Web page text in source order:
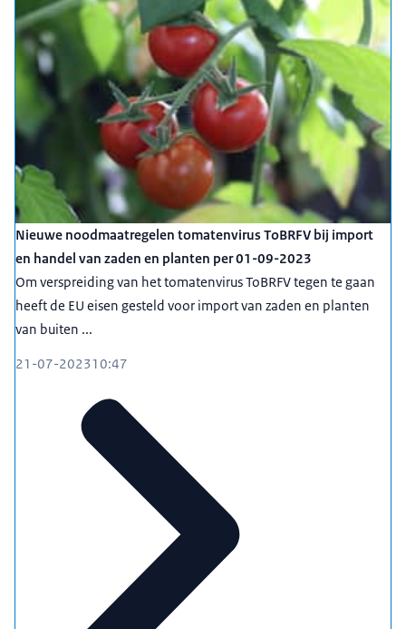
Nieuwe noodmaatregelen tomatenvirus ToBRFV bij import
en handel van zaden en planten per 01-09-2023
Om verspreiding van het tomatenvirus ToBRFV tegen te gaan
heeft de EU eisen gesteld voor import van zaden en planten
van buiten ...
21-07-202310:47